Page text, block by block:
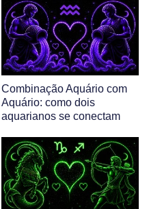
Combinação Aquário com
Aquário: como dois
aquarianos se conectam